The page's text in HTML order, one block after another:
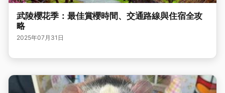
武陵櫻花季：最佳賞櫻時間、交通路線與住宿全攻
略
2025年07月31日